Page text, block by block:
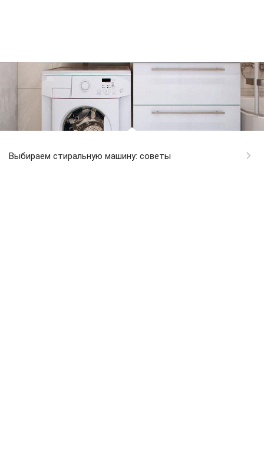
Выбираем стиральную машину: советы